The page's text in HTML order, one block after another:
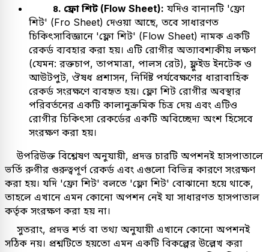
৪. ফ্রো শিট (Flow Sheet): যদিও বানানটি 'ফ্রো
শিট' (Fro Sheet) দেওয়া আছে, তবে সাধারণত
চিকিৎসাবিজ্ঞানে 'ফ্লো শিট' (Flow Sheet) নামক একটি
রেকর্ড ব্যবহার করা হয়। এটি রোগীর অত্যাবশ্যকীয় লক্ষণ
(যেমন: রক্তচাপ, তাপমাত্রা, পালস রেট), ফ্লুইড ইনটেক ও
আউটপুট, ঔষধ প্রশাসন, নির্দিষ্ট পর্যবেক্ষণের ধারাবাহিক
রেকর্ড সংরক্ষণে ব্যবহৃত হয়। ফ্লো শিট রোগীর অবস্থার
পরিবর্তনের একটি কালানুক্রমিক চিত্র দেয় এবং এটিও
রোগীর চিকিৎসা রেকর্ডের একটি অবিচ্ছেদ্য অংশ হিসেবে
সংরক্ষণ করা হয়।
উপরিউক্ত বিশ্লেষণ অনুযায়ী, প্রদত্ত চারটি অপশনই হাসপাতালে
ভর্তি রুগীর গুরুত্বপূর্ণ রেকর্ড এবং এগুলো বিভিন্ন কারণে সংরক্ষণ
করা হয়। যদি 'ফ্রো শিট' বলতে 'ফ্লো শিট' বোঝানো হয়ে থাকে,
তাহলে এখানে এমন কোনো অপশন নেই যা সাধারণত হাসপাতাল
কর্তৃক সংরক্ষণ করা হয় না।
সুতরাং, প্রদত্ত শর্ত বা তথ্য অনুযায়ী এখানে কোনো অপশনই
সঠিক নয়। প্রশ্নটিতে হয়তো এমন একটি বিকল্পের উল্লেখ করা